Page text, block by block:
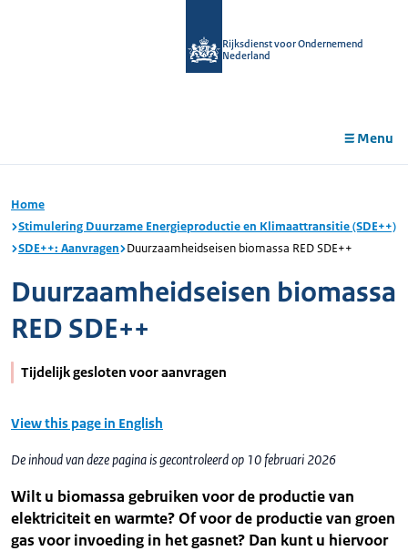
Rijksdienst voor Ondernemend
Nederland
Menu
Home
Stimulering Duurzame Energieproductie en Klimaattransitie (SDE++)
SDE++: Aanvragen Duurzaamheidseisen biomassa RED SDE++
Duurzaamheidseisen biomassa
RED SDE++
Tijdelijk gesloten voor aanvragen
View this page in English
De inhoud van deze pagina is gecontroleerd op 10 februari 2026
Wilt u biomassa gebruiken voor de productie van
elektriciteit en warmte? Of voor de productie van groen
gas voor invoeding in het gasnet? Dan kunt u hiervoor